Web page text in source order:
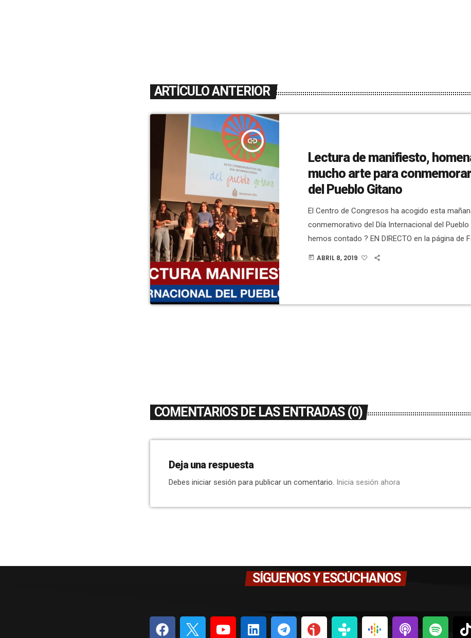
ARTÍCULO ANTERIOR
insert_link
Lectura de manifiesto,
mucho arte para
del Pueblo Gitano
El Centro de Congresos ha acogido esta
conmemorativo del Día Internacional del Pueblo
hemos contado ? EN DIRECTO en la página de
Ajuntament d'Elx. El acto lo ha presentado
partidos políticos y de diversas […]
today ABRIL 8, 2019
COMENTARIOS DE LAS ENTRADAS (0)
Deja una respuesta
Debes iniciar sesión para publicar un comentario. Inicia sesión ahora
SÍGUENOS Y ESCÚCHANOS